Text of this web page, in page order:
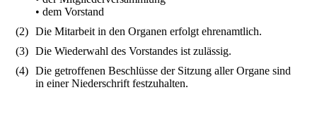
• dem Vorstand
(2)
Die Mitarbeit in den Organen erfolgt ehrenamtlich.
(3)
Die Wiederwahl des Vorstandes ist zulässig.
(4)
Die getroffenen Beschlüsse der Sitzung aller Organe sind
in einer Niederschrift festzuhalten.